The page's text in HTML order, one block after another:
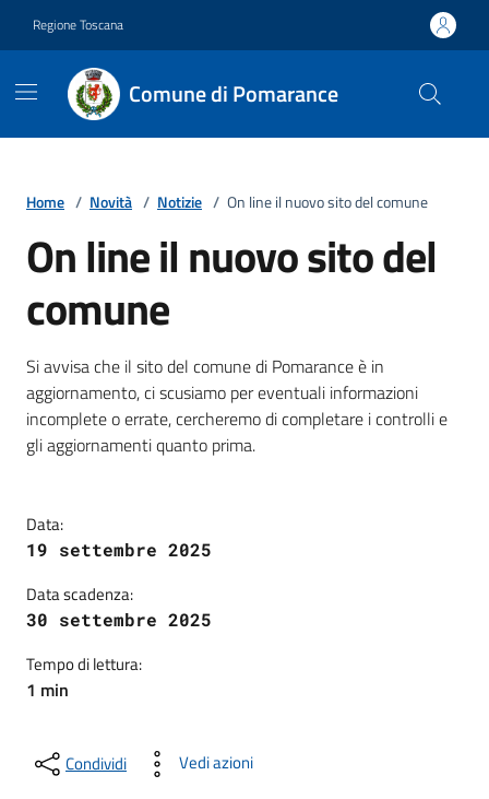
Regione Toscana
Comune di Pomarance
Home / Novità / Notizie / On line il nuovo sito del comune
On line il nuovo sito del
comune
Dettagli della notizia
Si avvisa che il sito del comune di Pomarance è in
aggiornamento, ci scusiamo per eventuali informazioni
incomplete o errate, cercheremo di completare i controlli e
gli aggiornamenti quanto prima.
Data:
19 settembre 2025
Data scadenza:
30 settembre 2025
Tempo di lettura:
1 min
Condividi Vedi azioni